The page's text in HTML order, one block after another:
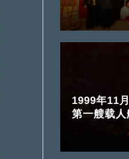
1999年11
第一艘载